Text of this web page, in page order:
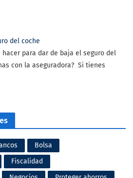
del coche
hacer para dar de baja el seguro del
con la aseguradora? Si tienes
Bolsa
Fiscalidad